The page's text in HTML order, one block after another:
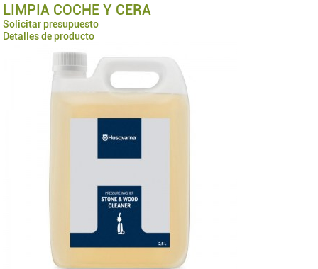
LIMPIA COCHE Y CERA
Solicitar presupuesto
Detalles de producto